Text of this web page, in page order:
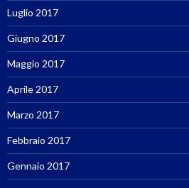
Luglio 2017
Giugno 2017
Maggio 2017
Aprile 2017
Marzo 2017
Febbraio 2017
Gennaio 2017